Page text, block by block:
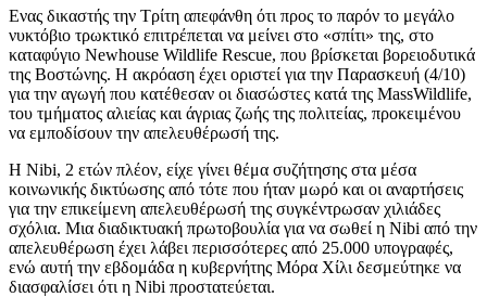
Ενας δικαστής την Τρίτη απεφάνθη ότι προς το παρόν το μεγάλο
νυκτόβιο τρωκτικό επιτρέπεται να μείνει στο «σπίτι» της, στο
καταφύγιο Newhouse Wildlife Rescue, που βρίσκεται βορειοδυτικά
της Βοστώνης. Η ακρόαση έχει οριστεί για την Παρασκευή (4/10)
για την αγωγή που κατέθεσαν οι διασώστες κατά της MassWildlife,
του τμήματος αλιείας και άγριας ζωής της πολιτείας, προκειμένου
να εμποδίσουν την απελευθέρωσή της.
Η Nibi, 2 ετών πλέον, είχε γίνει θέμα συζήτησης στα μέσα
κοινωνικής δικτύωσης από τότε που ήταν μωρό και οι αναρτήσεις
για την επικείμενη απελευθέρωσή της συγκέντρωσαν χιλιάδες
σχόλια. Μια διαδικτυακή πρωτοβουλία για να σωθεί η Nibi από την
απελευθέρωση έχει λάβει περισσότερες από 25.000 υπογραφές,
ενώ αυτή την εβδομάδα η κυβερνήτης Μόρα Χίλι δεσμεύτηκε να
διασφαλίσει ότι η Nibi προστατεύεται.